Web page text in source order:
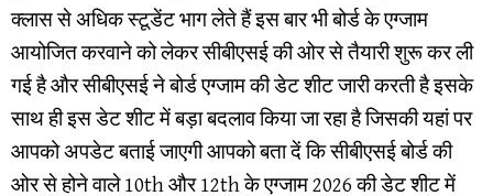
क्लास से अधिक स्टूडेंट भाग लेते हैं इस बार भी बोर्ड के एग्जाम
आयोजित करवाने को लेकर सीबीएसई की ओर से तैयारी शुरू कर ली
गई है और सीबीएसई ने बोर्ड एग्जाम की डेट शीट जारी करती है इसके
साथ ही इस डेट शीट में बड़ा बदलाव किया जा रहा है जिसकी यहां पर
आपको अपडेट बताई जाएगी आपको बता दें कि सीबीएसई बोर्ड की
ओर से होने वाले 10th और 12th के एग्जाम 2026 की डेट शीट में